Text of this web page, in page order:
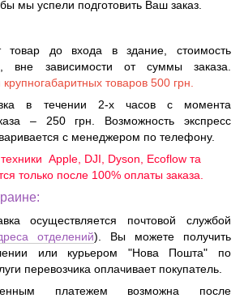
мы успели подготовить Ваш заказ.
товар до входа в здание, стоимость
вне зависимости от суммы заказа.
товаров 500 грн.
в течении 2-х часов с момента
– 250 грн. Возможность экспресс
с менеджером по телефону.
Apple, DJI, Dyson, Ecoflow та
только после 100% оплаты заказа.
осуществляется почтовой службой
отделений). Вы можете получить
или курьером "Нова Пошта" по
перевозчика оплачивает покупатель.
платежем возможна после